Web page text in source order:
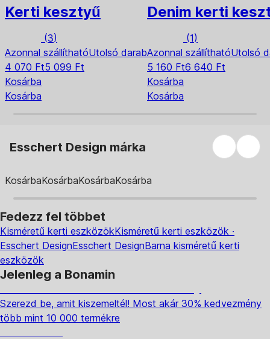
Kerti kesztyű
(3)
Azonnal szállíthatóUtolsó darab
4 070 Ft5 099 Ft
Kosárba
Kosárba
Denim kerti
(1)
Azonnal szállíthatóUtolsó
5 160 Ft6 640 Ft
Kosárba
Kosárba
Esschert Design márka
KosárbaKosárbaKosárbaKosárba
Fedezz fel többet
Kisméretű kerti eszközökKisméretű kerti eszközök ·
Esschert DesignEsschert DesignBarna kisméretű kerti
eszközök
Jelenleg a Bonamin
Szerezd be, amit kiszemeltél! Most akár 30% kedvezmény
több mint 10 000 termékre